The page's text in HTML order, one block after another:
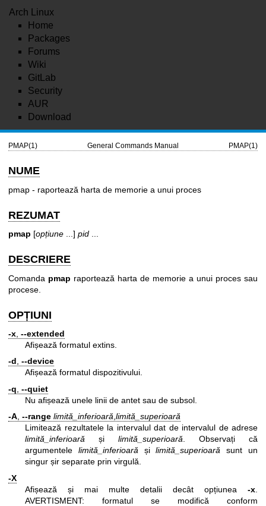
Arch Linux
Home
Packages
Forums
Wiki
GitLab
Security
AUR
Download
PMAP(1) General Commands Manual PMAP(1)
NUME
pmap - raportează harta de memorie a unui proces
REZUMAT
pmap [opțiune ...] pid
DESCRIERE
Comanda pmap raportează harta de memorie a unui proces sau
procese.
OPȚIUNI
-x --extended
Afișează formatul extins.
-d, --device
Afișează formatul dispozitivului.
-q --quiet
Nu afișează unele linii de antet sau de subsol.
-A --range limită_inferioară limită_superioară
Limitează rezultatele la intervalul dat de intervalul de adrese
limită_inferioară și limită_superioară . Observați că
argumentele limită_inferioară șilimită_superioară sunt un
singur șir separate prin virgulă.
-X
Afișează și mai multe detalii decât opțiunea -x
AVERTISMENT: formatul se modifică conform